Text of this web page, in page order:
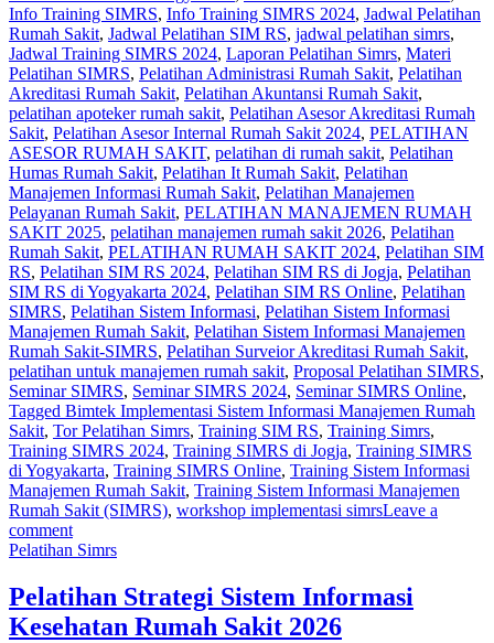
Info Training SIMRS, Info Training SIMRS 2024, Jadwal Pelatihan
Rumah Sakit, Jadwal Pelatihan SIM RS, jadwal pelatihan simrs,
Jadwal Training SIMRS 2024, Laporan Pelatihan Simrs, Materi
Pelatihan SIMRS, Pelatihan Administrasi Rumah Sakit, Pelatihan
Akreditasi Rumah Sakit, Pelatihan Akuntansi Rumah Sakit,
pelatihan apoteker rumah sakit, Pelatihan Asesor Akreditasi Rumah
Sakit, Pelatihan Asesor Internal Rumah Sakit 2024, PELATIHAN
ASESOR RUMAH SAKIT, pelatihan di rumah sakit, Pelatihan
Humas Rumah Sakit, Pelatihan It Rumah Sakit, Pelatihan
Manajemen Informasi Rumah Sakit, Pelatihan Manajemen
Pelayanan Rumah Sakit, PELATIHAN MANAJEMEN RUMAH
SAKIT 2025, pelatihan manajemen rumah sakit 2026, Pelatihan
Rumah Sakit‎, PELATIHAN RUMAH SAKIT 2024, Pelatihan SIM
RS, Pelatihan SIM RS 2024, Pelatihan SIM RS di Jogja, Pelatihan
SIM RS di Yogyakarta 2024, Pelatihan SIM RS Online, Pelatihan
SIMRS, Pelatihan Sistem Informasi, Pelatihan Sistem Informasi
Manajemen Rumah Sakit, Pelatihan Sistem Informasi Manajemen
Rumah Sakit-SIMRS, Pelatihan Surveior Akreditasi Rumah Sakit,
pelatihan untuk manajemen rumah sakit, Proposal Pelatihan SIMRS,
Seminar SIMRS, Seminar SIMRS 2024, Seminar SIMRS Online,
Tagged Bimtek Implementasi Sistem Informasi Manajemen Rumah
Sakit, Tor Pelatihan Simrs, Training SIM RS, Training Simrs,
Training SIMRS 2024, Training SIMRS di Jogja, Training SIMRS
di Yogyakarta, Training SIMRS Online, Training Sistem Informasi
Manajemen Rumah Sakit, Training Sistem Informasi Manajemen
Rumah Sakit (SIMRS), workshop implementasi simrsLeave a
comment
Pelatihan Simrs
Pelatihan Strategi Sistem Informasi
Kesehatan Rumah Sakit 2026